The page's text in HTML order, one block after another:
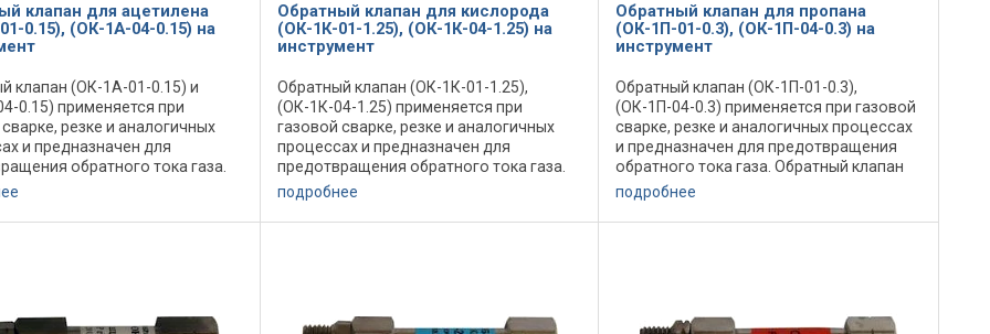
клапан для ацетилена
0.15), (ОК-1А-04-0.15) на
клапан (ОК-1А-01-0.15) и
0.15) применяется при
резке и аналогичных
и предназначен для
обратного тока газа.
клапан (ОК-1А-01-0.15) и
0.15) устанавливается в
...
Обратный клапан для кислорода
(ОК-1К-01-1.25), (ОК-1К-04-1.25) на
инструмент
Обратный клапан (ОК-1К-01-1.25),
(ОК-1К-04-1.25) применяется при
газовой сварке, резке и аналогичных
процессах и предназначен для
предотвращения обратного тока газа.
Обратный клапан (ОК-1К-01-1.25),
(ОК-1К-04-1.25) устанавливается в
системах ...
подробнее
Обратный клапан для пропана
(ОК-1П-01-0.3), (ОК-1П-04-0.3) на
инструмент
Обратный клапан (ОК-1П-01-0.3),
(ОК-1П-04-0.3) применяется при газовой
сварке, резке и аналогичных процессах
и предназначен для предотвращения
обратного тока газа. Обратный клапан
(ОК-1П-01-0.3), (ОК-1П-04-0.3)
устанавливается в системах
газопитания ...
подробнее